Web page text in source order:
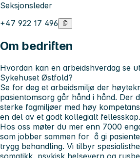
Seksjonsleder
+47 922 17 496
Om bedriften
Hvordan kan en arbeidshverdag se
Sykehuset Østfold?
Se for deg et arbeidsmiljø der
pasientomsorg går hånd i hånd. Der
sterke fagmiljøer med høy
en del av et godt kollegialt fellesskap.
Hos oss møter du mer enn 7000
som jobber sammen for å gi
trygg behandling. Vi tilbyr